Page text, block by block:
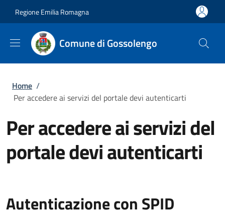
Regione Emilia Romagna
Comune di Gossolengo
Briciole di pane
Home /
Per accedere ai servizi del portale devi autenticarti
Per accedere ai servizi del
portale devi autenticarti
Autenticazione con SPID